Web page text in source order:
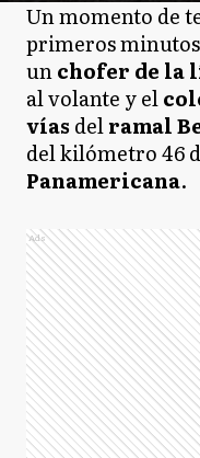
Un momento de
primeros minutos
unchofer de la
al volante y el
víasdelramal
del kilómetro 46
Panamericana.
Ads